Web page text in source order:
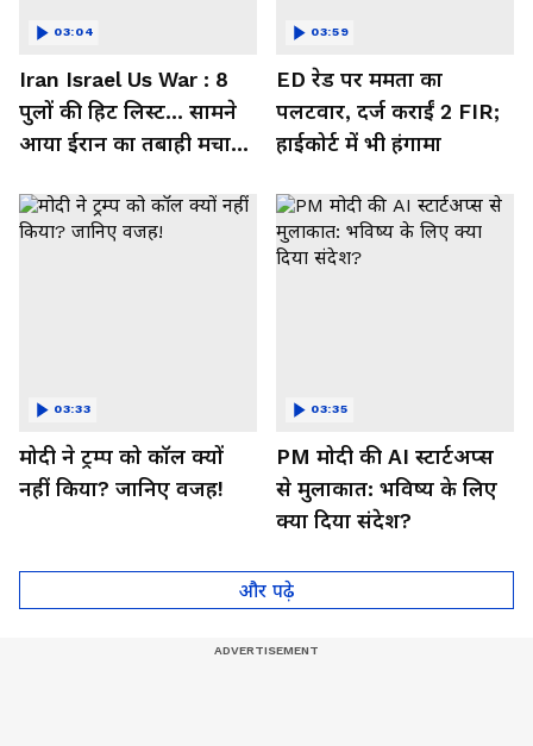
Iran Israel Us War : 8
पुलों की हिट लिस्ट... सामने
आया ईरान का तबाही मचाने
03:04
ED रेड पर ममता का
पलटवार, दर्ज कराईं 2 FIR;
हाईकोर्ट में भी हंगामा
03:59
मोदी ने ट्रम्प को कॉल क्यों
नहीं किया? जानिए वजह!
03:33
PM मोदी की AI स्टार्टअप्स
से मुलाकात: भविष्य के लिए
क्या दिया संदेश?
03:35
और पढ़े